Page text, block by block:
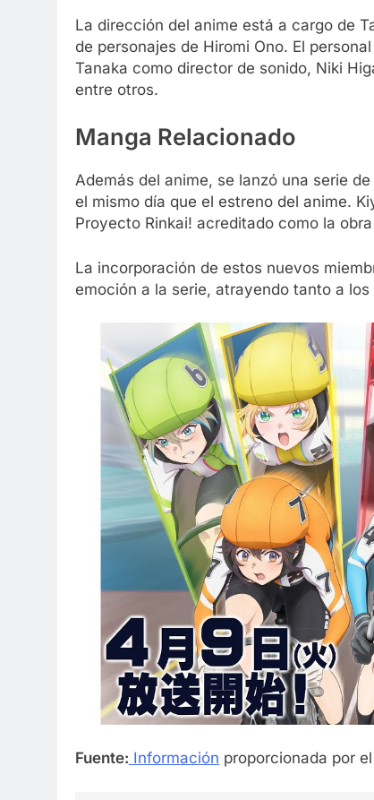
La dirección del anime está a cargo de
de personajes de Hiromi Ono. El
Tanaka como director de sonido, Niki
entre otros.
Manga Relacionado
Además del anime, se lanzó una serie
el mismo día que el estreno del anime.
Proyecto Rinkai! acreditado como la
La incorporación de estos nuevos
emoción a la serie, atrayendo tanto a
Fuente: Información proporcionada por